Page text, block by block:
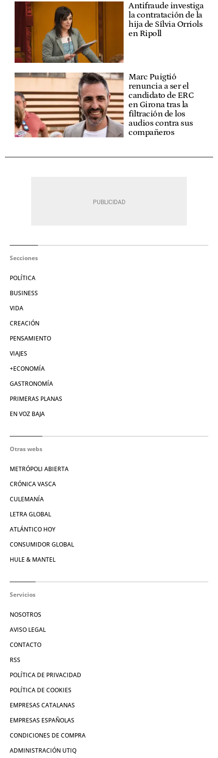
Antifraude investiga
la contratación de la
hija de Sílvia Orriols
en Ripoll
Marc Puigtió
renuncia a ser el
candidato de ERC
en Girona tras la
filtración de los
audios contra sus
compañeros
Secciones
POLÍTICA
BUSINESS
VIDA
CREACIÓN
PENSAMIENTO
VIAJES
+ECONOMÍA
GASTRONOMÍA
PRIMERAS PLANAS
EN VOZ BAJA
Otras webs
METRÓPOLI ABIERTA
CRÓNICA VASCA
CULEMANÍA
LETRA GLOBAL
ATLÁNTICO HOY
CONSUMIDOR GLOBAL
HULE & MANTEL
Servicios
NOSOTROS
AVISO LEGAL
CONTACTO
RSS
POLÍTICA DE PRIVACIDAD
POLÍTICA DE COOKIES
EMPRESAS CATALANAS
EMPRESAS ESPAÑOLAS
CONDICIONES DE COMPRA
ADMINISTRACIÓN UTIQ